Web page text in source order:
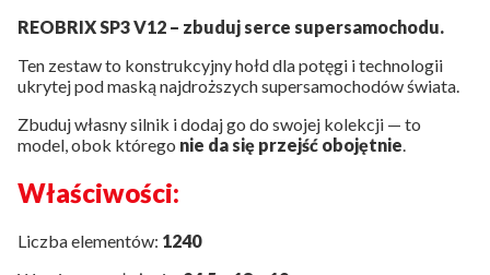
REOBRIX SP3 V12 – zbuduj serce supersamochodu.
Ten zestaw to konstrukcyjny hołd dla potęgi i technologii
ukrytej pod maską najdroższych supersamochodów świata.
Zbuduj własny silnik i dodaj go do swojej kolekcji — to
model, obok którego nie da się przejść obojętnie.
Właściwości:
Liczba elementów: 1240